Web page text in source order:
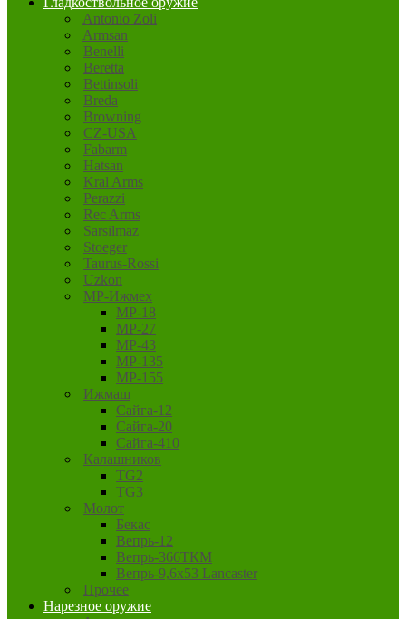
Antonio Zoli
Armsan
Benelli
Beretta
Bettinsoli
Breda
Browning
CZ-USA
Fabarm
Hatsan
Kral Arms
Perazzi
Rec Arms
Sarsilmaz
Stoeger
Taurus-Rossi
Uzkon
MP-Ижмех
MP-18
MP-27
MP-43
MP-135
MP-155
Ижмаш
Сайга-12
Сайга-20
Сайга-410
Калашников
TG2
TG3
Молот
Бекас
Вепрь-12
Вепрь-366ТКМ
Вепрь-9,6х53 Lancaster
Прочее
Нарезное оружие